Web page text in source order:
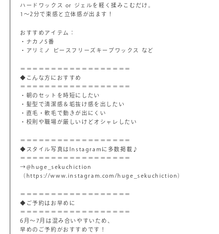
ハードワックス or ジェルを軽く揉みこむだけ。
1～2分で束感と立体感が出ます！
おすすめアイテム：
・ナカノ5番
・アリミノ ピースフリーズキープワックス など
＝＝＝＝＝＝＝＝＝＝＝＝＝＝＝＝＝＝
◆こんな方におすすめ
＝＝＝＝＝＝＝＝＝＝＝＝＝＝＝＝＝＝
・朝のセットを時短にしたい
・髪型で清潔感＆垢抜け感を出したい
・直毛・軟毛で動きが出にくい
・校則や職場が厳しいけどオシャレしたい
＝＝＝＝＝＝＝＝＝＝＝＝＝＝＝＝＝＝
◆スタイル写真はInstagramに多数掲載♪
＝＝＝＝＝＝＝＝＝＝＝＝＝＝＝＝＝＝
→@huge_sekuchiction
（https://www.instagram.com/huge_sekuchiction）
＝＝＝＝＝＝＝＝＝＝＝＝＝＝＝＝＝＝
◆ご予約はお早めに
＝＝＝＝＝＝＝＝＝＝＝＝＝＝＝＝＝＝
6月～7月は混み合いやすいため、
早めのご予約がおすすめです！